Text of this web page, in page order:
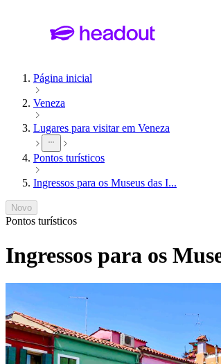
Página inicial
Veneza
Lugares para visitar em Veneza
Pontos turísticos
Ingressos para os Museus das I...
Novo
Pontos turísticos
Ingressos para os